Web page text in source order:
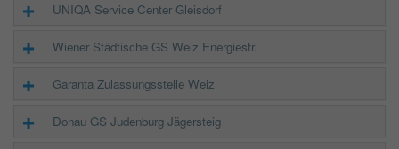
UNIQA Service Center Gleisdorf
Wiener Städtische GS Weiz Energiestr.
Garanta Zulassungsstelle Weiz
Donau GS Judenburg Jägersteig